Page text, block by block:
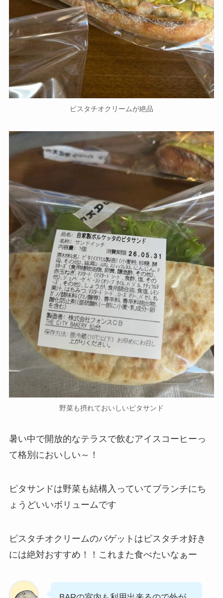
ピスタチオクリームが絶品
野菜も摂れておいしいピタサンド
暑い中で開放的なテラスで飲むアイスコーヒーっ
て格別においしい～！
ピタサンドは野菜も結構入っていてブランチにち
ょうどいいボリュームです
ピスタチオクリームのバゲットはピスタチオ好き
には絶対おすすめ！！これまた食べたいなぁー